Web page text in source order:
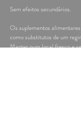
Sem efeitos secundários.
Os suplementos
como substitutos de um
Manter num local fresco e